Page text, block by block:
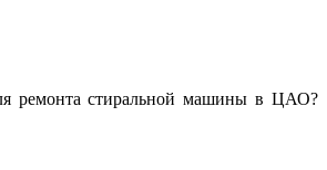
ремонта стиральной машины в ЦАО?